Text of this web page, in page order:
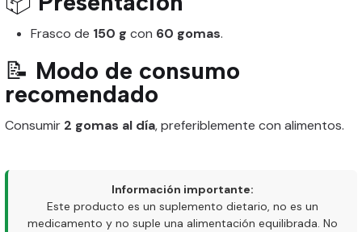
Frasco de 150 g con 60 gomas.
📝 Modo de consumo
recomendado
Consumir 2 gomas al día, preferiblemente con alimentos.
Información importante:
Este producto es un suplemento dietario, no es un
medicamento y no suple una alimentación equilibrada. No